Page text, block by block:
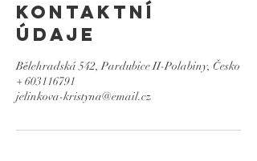
Kontaktní
údaje
Bělehradská 542, Pardubice II-Polabiny, Česko
+ 603116791
jelinkova-kristyna@email.cz